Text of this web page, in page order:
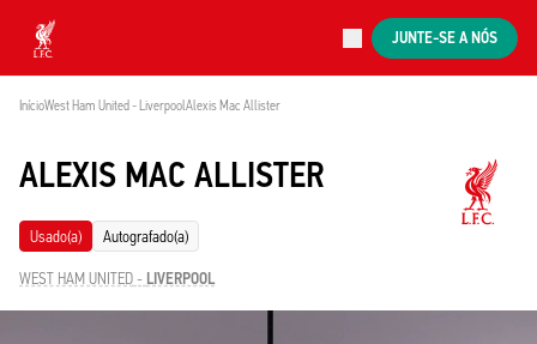
Now live
Liverpool
JUNTE-SE A NÓS
InícioWest Ham United - LiverpoolAlexis Mac Allister
ALEXIS MAC ALLISTER
Usado(a) Autografado(a)
WEST HAM UNITED- LIVERPOOL